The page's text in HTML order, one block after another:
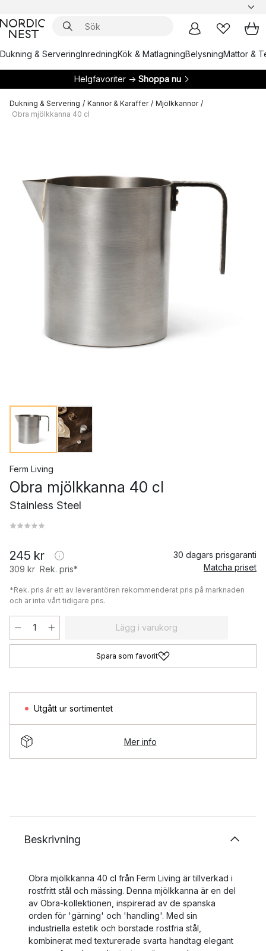
Dukning & ServeringInredningKök & MatlagningBelysningMattor &
Helgfavoriter → Shoppa nu
Dukning & Servering / Kannor & Karaffer / Mjölkkannor /
Obra mjölkkanna 40 cl
Ferm Living
Obra mjölkkanna 40 cl
Stainless Steel
245 kr
309 kr Rek. pris*
30 dagars prisgaranti
Matcha priset
*Rek. pris är ett av leverantören rekommenderat pris på marknaden
och är inte vårt tidigare pris.
Lägg i varukorg
Spara som favorit
Utgått ur sortimentet
Mer info
Beskrivning
Obra mjölkkanna 40 cl från Ferm Living är tillverkad i
rostfritt stål och mässing. Denna mjölkkanna är en del
av Obra-kollektionen, inspirerad av de spanska
orden för 'gärning' och 'handling'. Med sin
industriella estetik och borstade rostfria stål,
kombinerat med texturerade svarta handtag elegant